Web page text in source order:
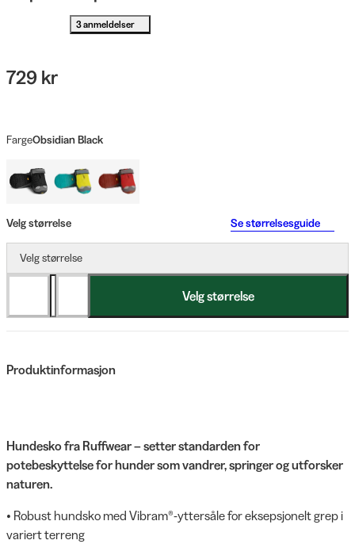
3 anmeldelser
729 kr
FargeObsidian Black
Velg størrelse Se størrelsesguide
Velg størrelse
Velg størrelse
Produktinformasjon
Hundesko fra Ruffwear – setter standarden for
potebeskyttelse for hunder som vandrer, springer og utforsker
naturen.
• Robust hundsko med Vibram®-yttersåle for eksepsjonelt grep i
variert terreng